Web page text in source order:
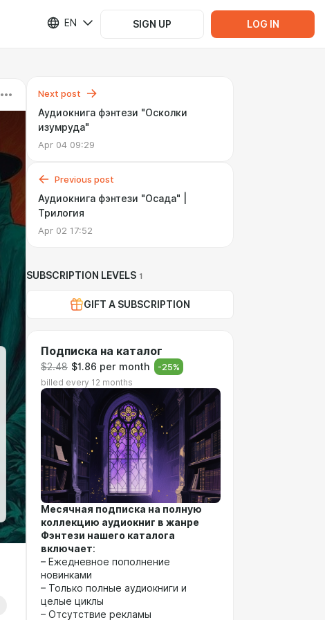
EN SIGN UP LOG IN
Next post
Аудиокнига фэнтези "Осколки
изумруда"
Apr 04 09:29
Previous post
Аудиокнига фэнтези "Осада" |
Трилогия
Apr 02 17:52
SUBSCRIPTION LEVELS 1
GIFT A SUBSCRIPTION
Подписка на каталог
$2.48 $1.86 per month -25%
billed every 12 months
Месячная подписка на полную
коллекцию аудиокниг в жанре
Фэнтези нашего каталога
включает:
– Ежедневное пополнение
новинками
– Только полные аудиокниги и
целые циклы
– Отсутствие рекламы